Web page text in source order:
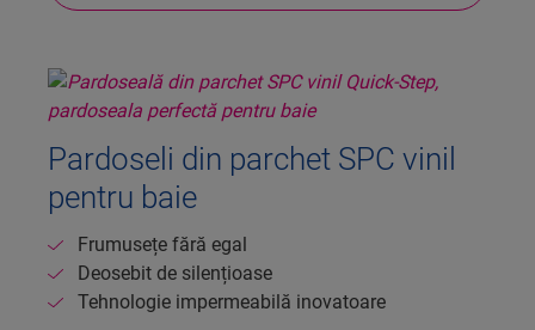
Pardoseli din parchet SPC vinil
pentru baie
Frumusețe fără egal
Deosebit de silențioase
Tehnologie impermeabilă inovatoare